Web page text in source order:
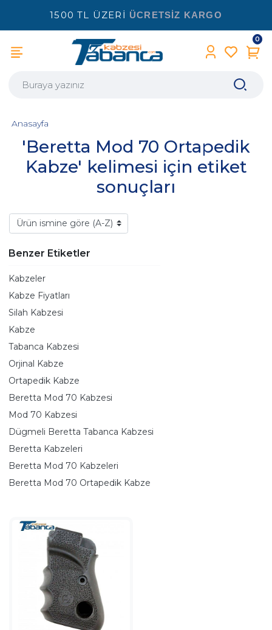
1500 TL ÜZERİ ÜCRETSİZ KARGO
0
'Beretta Mod 70 Ortapedik
Kabze' kelimesi için etiket
sonuçları
Anasayfa
Benzer Etiketler
Kabzeler
Kabze Fiyatları
Silah Kabzesi
Kabze
Tabanca Kabzesi
Orjinal Kabze
Ortapedik Kabze
Beretta Mod 70 Kabzesi
Mod 70 Kabzesi
Dügmeli Beretta Tabanca Kabzesi
Beretta Kabzeleri
Beretta Mod 70 Kabzeleri
Beretta Mod 70 Ortapedik Kabze